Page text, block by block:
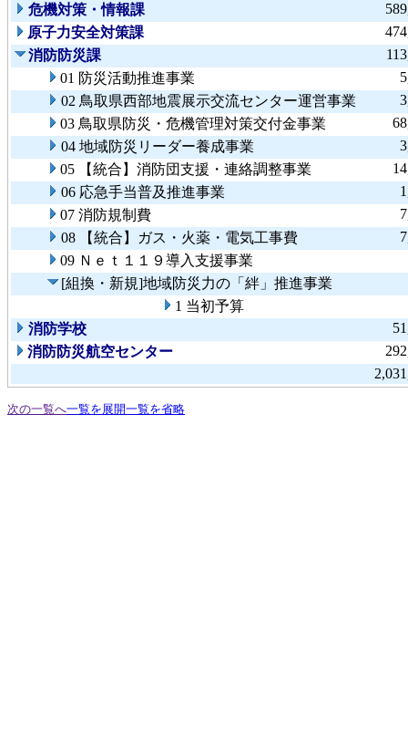
危機対策・情報課
原子力安全対策課
消防防災課
01 防災活動推進事業
02 鳥取県西部地震展示交流センター運営事業
03 鳥取県防災・危機管理対策交付金事業
04 地域防災リーダー養成事業
05 【統合】消防団支援・連絡調整事業
06 応急手当普及推進事業
07 消防規制費
08 【統合】ガス・火薬・電気工事費
09 Ｎｅｔ１１９導入支援事業
[組換・新規]地域防災力の「絆」推進事業
1 当初予算
消防学校
消防防災航空センター
次の一覧へ一覧を展開一覧を省略